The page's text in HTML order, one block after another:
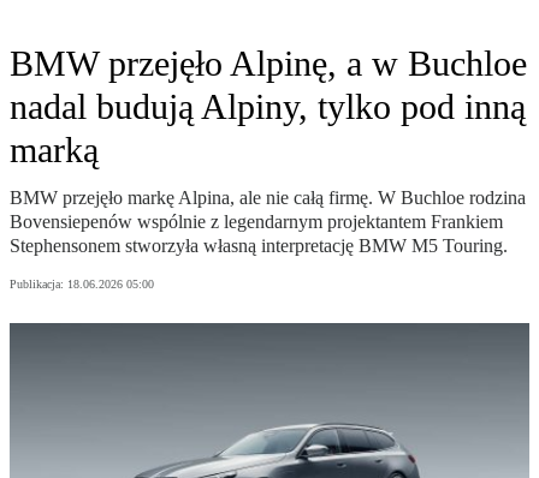
BMW przejęło Alpinę, a w Buchloe
nadal budują Alpiny, tylko pod inną
marką
BMW przejęło markę Alpina, ale nie całą firmę. W Buchloe rodzina
Bovensiepenów wspólnie z legendarnym projektantem Frankiem
Stephensonem stworzyła własną interpretację BMW M5 Touring.
Publikacja: 18.06.2026 05:00